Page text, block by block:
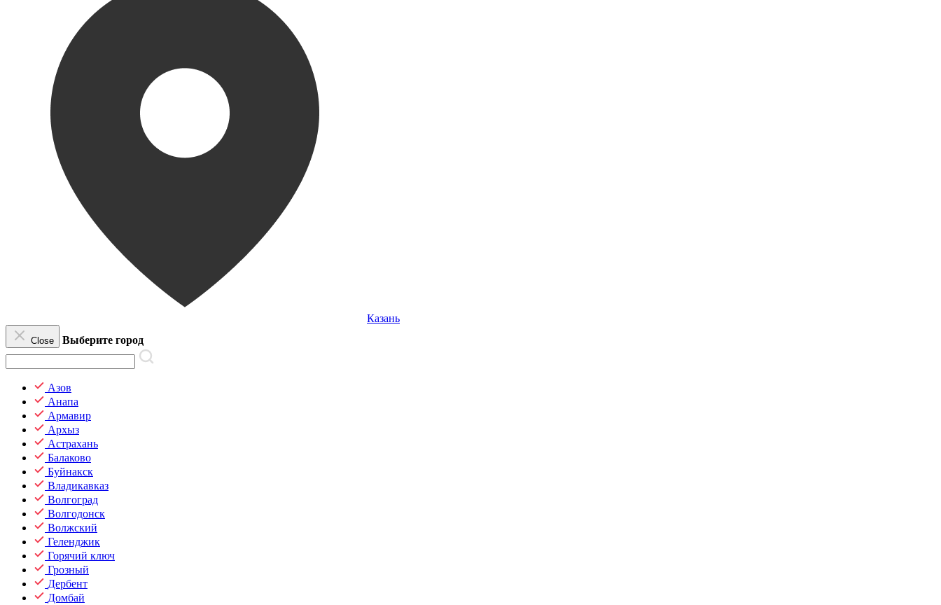
Казань
Close Выберите город
Азов
Анапа
Армавир
Архыз
Астрахань
Балаково
Буйнакск
Владикавказ
Волгоград
Волгодонск
Волжский
Геленджик
Горячий ключ
Грозный
Дербент
Домбай